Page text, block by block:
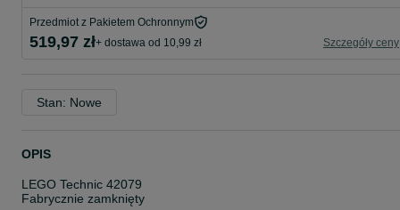
Przedmiot z Pakietem Ochronnym
519,97 zł+ dostawa od 10,99 zł Szczegóły ceny
Stan: Nowe
OPIS
LEGO Technic 42079
Fabrycznie zamknięty